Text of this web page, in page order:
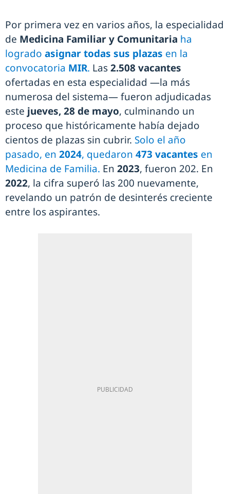
Por primera vez en varios años, la especialidad
de Medicina Familiar y Comunitaria ha
logrado asignar todas sus plazas en la
convocatoria MIR. Las2.508 vacantes
ofertadas en esta especialidad —la más
numerosa del sistema— fueron adjudicadas
este jueves, 28 de mayo, culminando un
proceso que históricamente había dejado
cientos de plazas sin cubrir. Solo el año
pasado, en 2024, quedaron 473 vacantes en
Medicina de Familia. En 2023, fueron 202. En
2022, la cifra superó las 200 nuevamente,
revelando un patrón de desinterés creciente
entre los aspirantes.